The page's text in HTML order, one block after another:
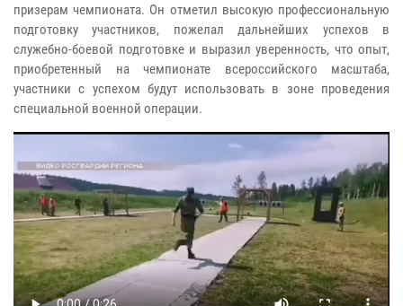
призерам чемпионата. Он отметил высокую профессиональную
подготовку участников, пожелал дальнейших успехов в
служебно-боевой подготовке и выразил уверенность, что опыт,
приобретенный на чемпионате всероссийского масштаба,
участники с успехом будут использовать в зоне проведения
специальной военной операции.